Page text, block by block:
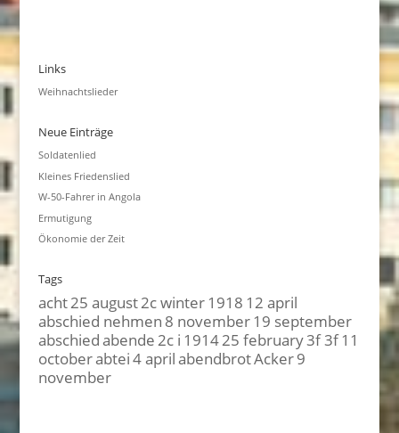
Links
Weihnachtslieder
Neue Einträge
Soldatenlied
Kleines Friedenslied
W-50-Fahrer in Angola
Ermutigung
Ökonomie der Zeit
Tags
acht25 august2c winter1918 12 april
abschied nehmen 8 november19 september
abschiedabende2c i 191425 february3f 3f11
octoberabtei4 aprilabendbrotAcker9
november